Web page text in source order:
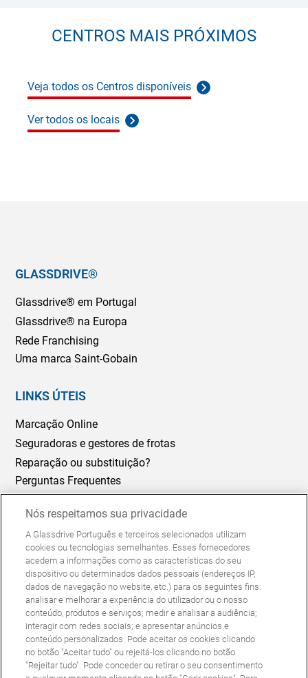
CENTROS MAIS PRÓXIMOS
Veja todos os Centros disponíveis
Ver todos os locais
GLASSDRIVE®
Glassdrive® em Portugal
Glassdrive® na Europa
Rede Franchising
Uma marca Saint-Gobain
LINKS ÚTEIS
Marcação Online
Seguradoras e gestores de frotas
Reparação ou substituição?
Perguntas Frequentes
Política de CookiesPolítica de Privacidade
© Copyright Glassdrive. Todos os direitos reservados | 2025
Nós respeitamos sua privacidade
A Glassdrive Português e terceiros selecionados utilizam
cookies ou tecnologias semelhantes. Esses fornecedores
acedem a informações como as características do seu
dispositivo ou determinados dados pessoais (endereços IP,
dados de navegação no website, etc.) para os seguintes fins:
analisar e melhorar a experiência do utilizador ou o nosso
conteúdo, produtos e serviços; medir e analisar a audiência;
interagir com redes sociais; e apresentar anúncios e
conteúdo personalizados. Pode aceitar os cookies clicando
no botão "Aceitar tudo" ou rejeitá-los clicando no botão
"Rejeitar tudo". Pode conceder ou retirar o seu consentimento